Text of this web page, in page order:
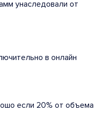
унаследовали от
в онлайн
если 20% от объема